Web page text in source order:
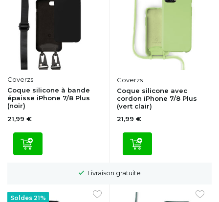
Coverzs
Coque silicone à bande
épaisse iPhone 7/8 Plus
(noir)
21,99 €
Coverzs
Coque silicone avec
cordon iPhone 7/8 Plus
(vert clair)
21,99 €
Livraison gratuite
Soldes 21%